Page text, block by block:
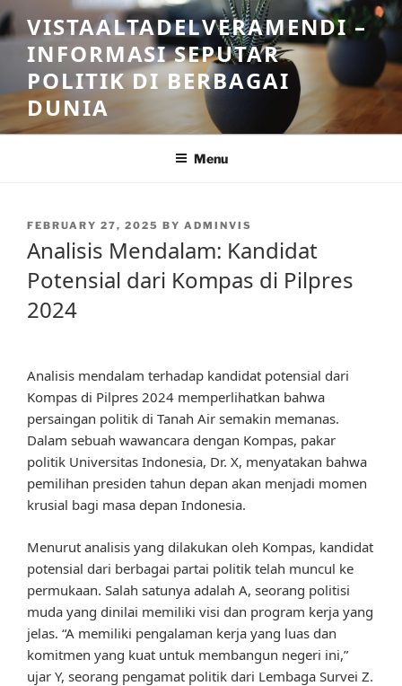
Skip
to
content
VISTAALTADELVERAMENDI –
INFORMASI SEPUTAR
POLITIK DI BERBAGAI
DUNIA
Menu
POSTED
FEBRUARY 27, 2025 BY ADMINVIS
Analisis Mendalam: Kandidat
Potensial dari Kompas di Pilpres
2024
Analisis mendalam terhadap kandidat potensial dari
Kompas di Pilpres 2024 memperlihatkan bahwa
persaingan politik di Tanah Air semakin memanas.
Dalam sebuah wawancara dengan Kompas, pakar
politik Universitas Indonesia, Dr. X, menyatakan bahwa
pemilihan presiden tahun depan akan menjadi momen
krusial bagi masa depan Indonesia.
Menurut analisis yang dilakukan oleh Kompas, kandidat
potensial dari berbagai partai politik telah muncul ke
permukaan. Salah satunya adalah A, seorang politisi
muda yang dinilai memiliki visi dan program kerja yang
jelas. “A memiliki pengalaman kerja yang luas dan
komitmen yang kuat untuk membangun negeri ini,”
ujar Y, seorang pengamat politik dari Lembaga Survei Z.